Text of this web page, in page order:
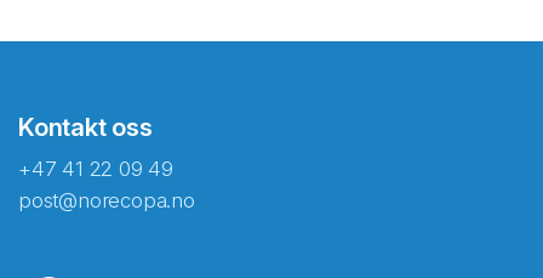
Kontakt oss
+47 41 22 09 49
post@norecopa.no